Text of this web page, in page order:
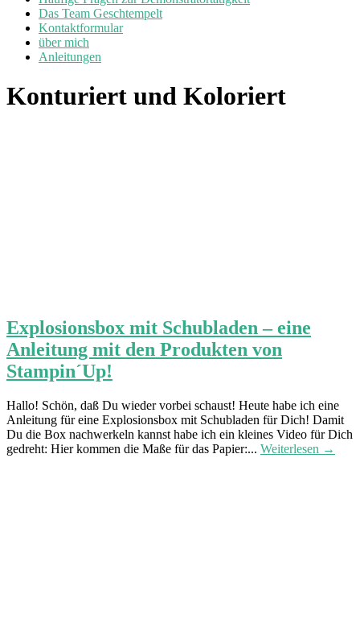
Das Team Geschtempelt
Kontaktformular
über mich
Anleitungen
Konturiert und Koloriert
Explosionsbox mit Schubladen – eine
Anleitung mit den Produkten von
Stampin´Up!
Hallo! Schön, daß Du wieder vorbei schaust! Heute habe ich eine
Anleitung für eine Explosionsbox mit Schubladen für Dich! Damit
Du die Box nachwerkeln kannst habe ich ein kleines Video für Dich
gedreht: Hier kommen die Maße für das Papier:... Weiterlesen →